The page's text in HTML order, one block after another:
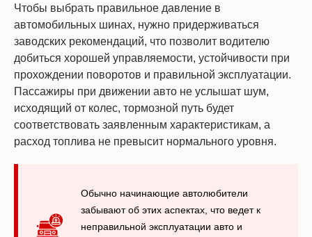
Чтобы выбрать правильное давление в
автомобильных шинах, нужно придерживаться
заводских рекомендаций, что позволит водителю
добиться хорошей управляемости, устойчивости при
прохождении поворотов и правильной эксплуатации.
Пассажиры при движении авто не услышат шум,
исходящий от колес, тормозной путь будет
соответствовать заявленным характеристикам, а
расход топлива не превысит нормального уровня.
Обычно начинающие автолюбители
забывают об этих аспектах, что ведет к
неправильной эксплуатации авто и